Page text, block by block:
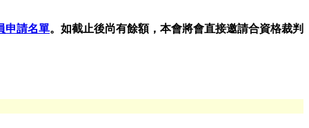
申請名單。如截止後尚有餘額，本會將會直接邀請合資格裁判